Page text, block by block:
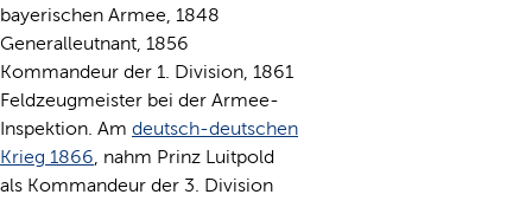
bayerischen Armee, 1848
Generalleutnant, 1856
Kommandeur der 1. Division, 1861
Feldzeugmeister bei der Armee-
Inspektion. Am deutsch-deutschen
Krieg 1866 , nahm Prinz Luitpold
als Kommandeur der 3. Division